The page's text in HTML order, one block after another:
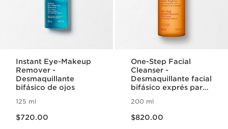
Instant Eye-Makeup
Remover -
Desmaquillante
bifásico de ojos
125 ml
$720.00
One-Step Facial
Cleanser -
Desmaquillante facial
bifásico exprés para
200 ml
$820.00